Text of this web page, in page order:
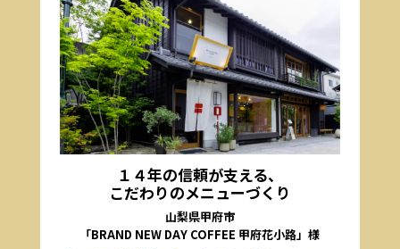
１４年の信頼が支える、
こだわりのメニューづくり
山梨県甲府市
「BRAND NEW DAY COFFEE 甲府花小路」様